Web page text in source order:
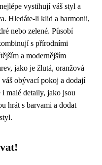
vystihují váš styl a
Hledáte-li klid a harmonii,
nebo zelené. Působí
s přírodními
a modernějším
jako je žlutá, oranžová
obývací pokoj a dodají
i malé detaily, jako jsou
hrát s barvami a dodat